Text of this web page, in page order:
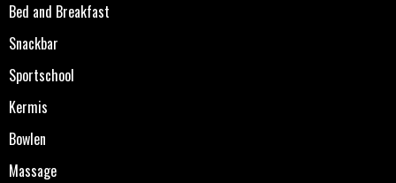
Bed and Breakfast
Snackbar
Sportschool
Kermis
Bowlen
Massage